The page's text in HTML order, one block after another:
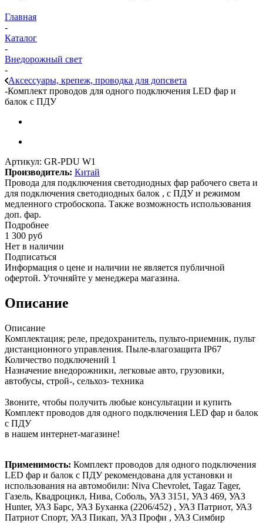
Главная
-
Каталог
-
Внедорожный свет
-
Аксессуары, крепеж, проводка для допсвета
-Комплект проводов для одного подключения LED фар и
балок с ПДУ
Артикул: GR-PDU W1
Производитель: Китай
Провода для подключения светодиодных фар рабочего света и
для подключения светодиодных балок , с ПДУ и режимом
медленного стробоскопа. Также возможность использования
доп. фар.
Подробнее
1 300 руб
Нет в наличии
Подписаться
Информация о цене и наличии не является публичной
офертой. Уточняйте у менеджера магазина.
Описание
Описание
Комплектация; реле, предохранитель, пульто-приемник, пульт
дистанционного управления. Пыле-влагозащита IP67
Количество подключений 1
Назначение внедорожники, легковые авто, грузовики,
автобусы, строй-, сельхоз- техника
Звоните, чтобы получить любые консультации и купить
Комплект проводов для одного подключения LED фар и балок
с ПДУ
в нашем интернет-магазине!
Применимость: Комплект проводов для одного подключения
LED фар и балок с ПДУ рекомендована для установки и
использования на автомобили: Niva Chevrolet, Tagaz Tager,
Газель, Квадроцикл, Нива, Соболь, УАЗ 3151, УАЗ 469, УАЗ
Hunter, УАЗ Барс, УАЗ Буханка (2206/452) , УАЗ Патриот, УАЗ
Патриот Спорт, УАЗ Пикап, УАЗ Профи , УАЗ Симбир